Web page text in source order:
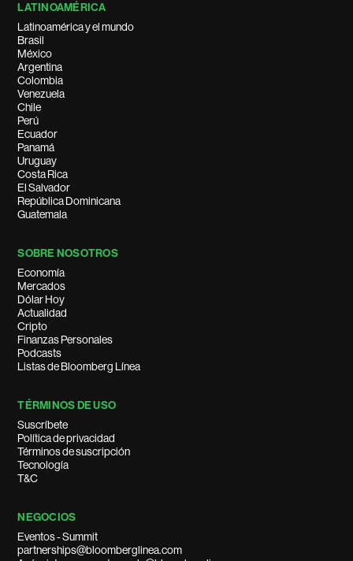
LATINOAMÉRICA
Latinoamérica y el mundo
Brasil
México
Argentina
Colombia
Venezuela
Chile
Perú
Ecuador
Panamá
Uruguay
Costa Rica
El Salvador
República Dominicana
Guatemala
SOBRE NOSOTROS
Economía
Mercados
Dólar Hoy
Actualidad
Cripto
Finanzas Personales
Podcasts
Listas de Bloomberg Línea
TÉRMINOS DE USO
Suscríbete
Política de privacidad
Términos de suscripción
Tecnología
T&C
NEGOCIOS
Eventos - Summit
partnerships@bloomberglinea.com